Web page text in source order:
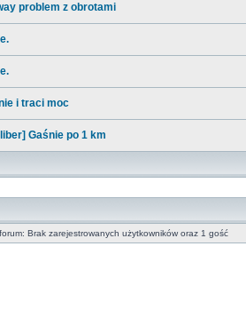
problem z obrotami
i traci moc
Gaśnie po 1 km
Brak zarejestrowanych użytkowników oraz 1 gość